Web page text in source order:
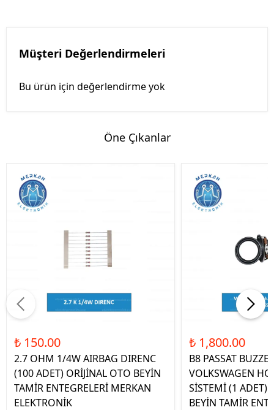
Müşteri Değerlendirmeleri
Bu ürün için değerlendirme yok
Öne Çıkanlar
₺ 150.00
2.7 OHM 1/4W AIRBAG DIRENC
(100 ADET) ORİJİNAL OTO BEYİN
TAMİR ENTEGRELERİ MERKAN
ELEKTRONİK
₺ 1,800.00
B8 PASSAT
VOLKSWAGEN
SİSTEMİ (1 ADET)
BEYİN TAMİR